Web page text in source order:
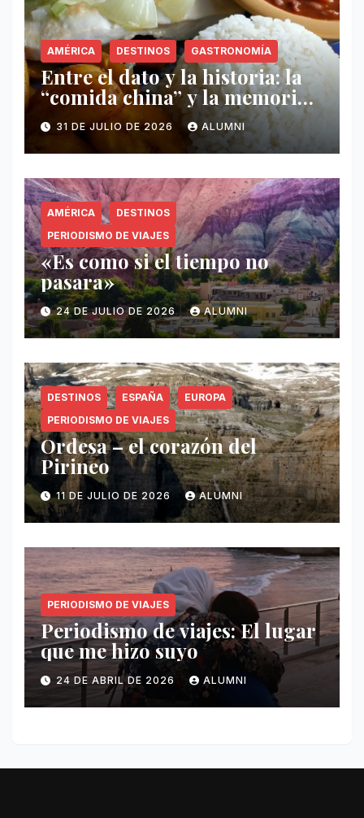
AMÉRICA DESTINOS GASTRONOMÍA
Entre el dato y la historia: la
“comida china” y la memoria
invisible en Puerto Rico
31 DE JULIO DE 2026 ALUMNI
AMÉRICA
DESTINOS
PERIODISMO DE VIAJES
«Es como si el tiempo no
pasara»
24 DE JULIO DE 2026 ALUMNI
DESTINOS ESPAÑA
EUROPA
PERIODISMO DE VIAJES
Ordesa – el corazón del
Pirineo
11 DE JULIO DE 2026 ALUMNI
PERIODISMO DE VIAJES
Periodismo de viajes: El lugar
que me hizo suyo
24 DE ABRIL DE 2026 ALUMNI